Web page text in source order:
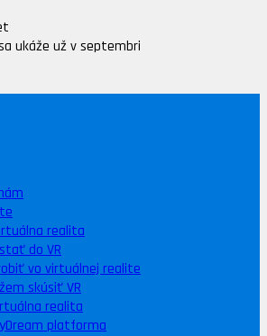
ukáže už v septembri
realita
do VR
vo virtuálnej realite
skúsiť VR
realita
platforma